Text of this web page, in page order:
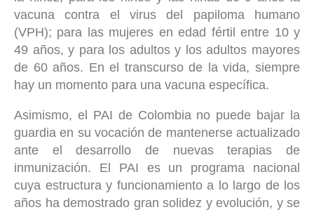
vacuna contra el virus del papiloma humano
(VPH); para las mujeres en edad fértil entre 10 y
49 años, y para los adultos y los adultos mayores
de 60 años. En el transcurso de la vida, siempre
hay un momento para una vacuna específica.
Asimismo, el PAI de Colombia no puede bajar la
guardia en su vocación de mantenerse actualizado
ante el desarrollo de nuevas terapias de
inmunización. El PAI es un programa nacional
cuya estructura y funcionamiento a lo largo de los
años ha demostrado gran solidez y evolución, y se